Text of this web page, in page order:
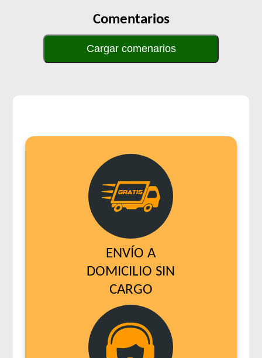
Comentarios
Cargar comenarios
ENVÍO A
DOMICILIO SIN
CARGO